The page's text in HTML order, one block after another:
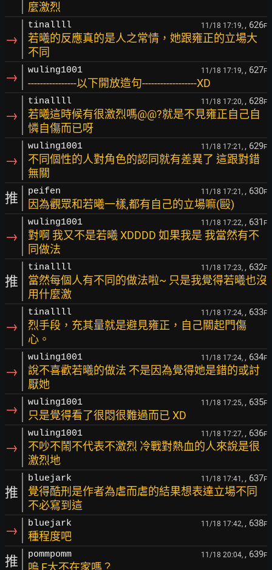
麼激烈
→
tinallll 11/18 17:19, , 626F
若曦的反應真的是人之常情，她跟雍正的立場大
不同
→ wuling1001 11/18 17:19, , 627F
----------------以下開放造句------------------XD
→
tinallll 11/18 17:20, , 628F
若曦這時候有很激烈嗎@@?就是不見雍正自己自
憐自傷而已呀
→
wuling1001 11/18 17:21, , 629F
不同個性的人對角色的認同就有差異了 這跟對錯
無關
推 peifen 11/18 17:21, , 630F
因為觀眾和若曦一樣,都有自己的立場嘛(毆)
→
wuling1001 11/18 17:22, , 631 F
對啊 我又不是若曦 XDDDD 如果我是 我當然有不
同做法
推
tinallll 11/18 17:23, , 632F
當然每個人有不同的做法啦~ 只是我覺得若曦也沒
用什麼激
→
tinallll 11/18 17:24, , 633F
烈手段，充其量就是避見雍正，自己關起門傷
心。
→
wuling1001 11/18 17:24, , 634F
說不喜歡若曦的做法 不是因為覺得她是錯的或討
厭她
→ wuling1001 11/18 17:25, , 635F
只是覺得看了很悶很難過而已 XD
→
wuling1001 11/18 17:27, , 636F
不吵不鬧不代表不激烈 冷戰對熱血的人來說是很
激烈地
推
bluejark 11/18 17:41, , 637F
覺得酷刑是作者為虐而虐的結果想表達立場不同
不必寫到這
→ bluejark 11/18 17:42, , 638F
種程度吧
推 pommpomm 11/18 20:04, , 639F
嗚 F大不在家嗎？